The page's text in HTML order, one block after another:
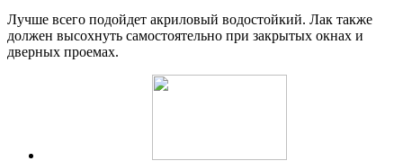
Лучше всего подойдет акриловый водостойкий. Лак также
должен высохнуть самостоятельно при закрытых окнах и
дверных проемах.